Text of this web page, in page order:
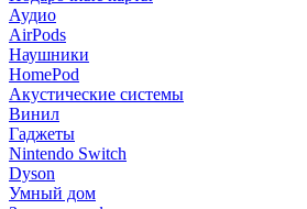
Аудио
AirPods
Наушники
HomePod
Акустические системы
Винил
Гаджеты
Nintendo Switch
Dyson
Умный дом